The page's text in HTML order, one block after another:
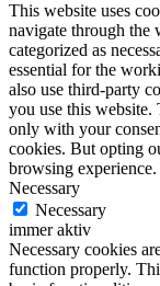
This website uses
navigate through the
categorized as
essential for the
also use third-party
you use this
only with your
cookies. But opting
browsing experience.
Necessary
Necessary
immer aktiv
Necessary cookies
function properly.